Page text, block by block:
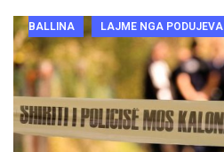
BALLINA LAJME NGA PODUJEVA